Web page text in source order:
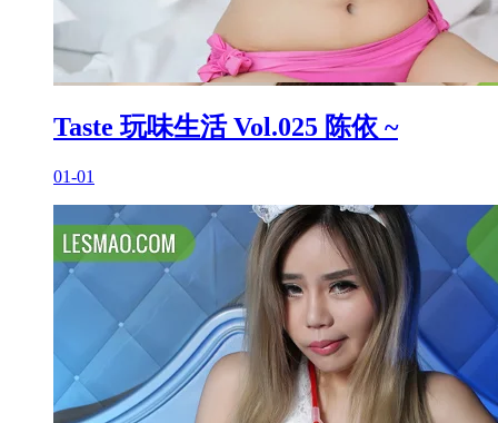
Taste 玩味生活 Vol.025 陈依 ~
01-01